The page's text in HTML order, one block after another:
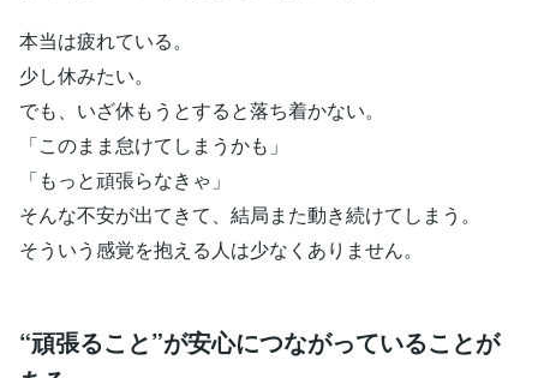
本当は疲れている。
少し休みたい。
でも、いざ休もうとすると落ち着かない。
「このまま怠けてしまうかも」
「もっと頑張らなきゃ」
そんな不安が出てきて、結局また動き続けてしまう。
そういう感覚を抱える人は少なくありません。
“頑張ること”が安心につながっていることが